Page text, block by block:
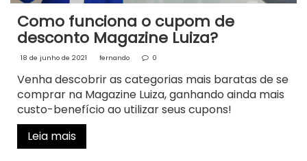
Como funciona o cupom de
desconto Magazine Luiza?
18 de junho de 2021 fernando 0
Venha descobrir as categorias mais baratas de se
comprar na Magazine Luiza, ganhando ainda mais
custo-benefício ao utilizar seus cupons!
Leia mais